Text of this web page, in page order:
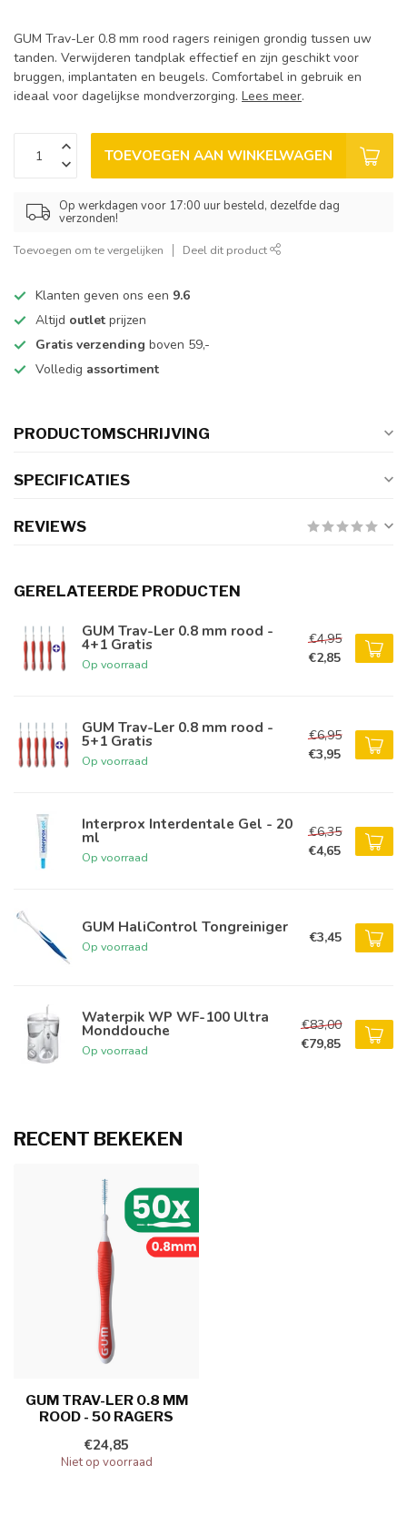
GUM Trav-Ler 0.8 mm rood ragers reinigen grondig tussen uw
tanden. Verwijderen tandplak effectief en zijn geschikt voor
bruggen, implantaten en beugels. Comfortabel in gebruik en
ideaal voor dagelijkse mondverzorging. Lees meer.
TOEVOEGEN AAN WINKELWAGEN
Op werkdagen voor 17:00 uur besteld, dezelfde dag
verzonden!
Toevoegen om te vergelijken Deel dit product
Klanten geven ons een 9.6
Altijd outlet prijzen
Gratis verzending boven 59,-
Volledig assortiment
PRODUCTOMSCHRIJVING
SPECIFICATIES
REVIEWS
GERELATEERDE PRODUCTEN
GUM Trav-Ler 0.8 mm rood -
4+1 Gratis
Op voorraad
€4,95
€2,85
GUM Trav-Ler 0.8 mm rood -
5+1 Gratis
Op voorraad
€6,95
€3,95
Interprox Interdentale Gel - 20
ml
Op voorraad
€6,35
€4,65
GUM HaliControl Tongreiniger
Op voorraad
€3,45
Waterpik WP WF-100 Ultra
Monddouche
Op voorraad
€83,00
€79,85
RECENT BEKEKEN
GUM TRAV-LER 0.8 MM
ROOD - 50 RAGERS
€24,85
Niet op voorraad